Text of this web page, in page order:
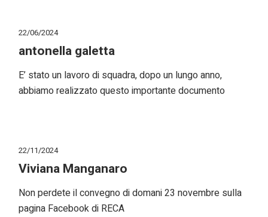
22/06/2024
antonella galetta
E’ stato un lavoro di squadra, dopo un lungo anno,
abbiamo realizzato questo importante documento
22/11/2024
Viviana Manganaro
Non perdete il convegno di domani 23 novembre sulla
pagina Facebook di RECA